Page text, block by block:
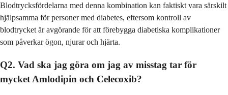
Blodtrycksfördelarna med denna kombination kan faktiskt vara särskilt
hjälpsamma för personer med diabetes, eftersom kontroll av
blodtrycket är avgörande för att förebygga diabetiska komplikationer
som påverkar ögon, njurar och hjärta.
Q2. Vad ska jag göra om jag av misstag tar för
mycket Amlodipin och Celecoxib?